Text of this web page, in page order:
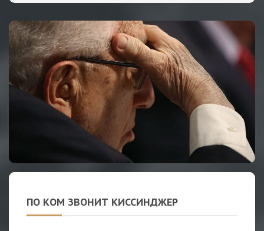
ПО КОМ ЗВОНИТ КИССИНДЖЕР